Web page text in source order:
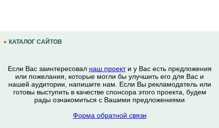
КАТАЛОГ САЙТОВ
Если Вас заинтересовал наш проекти у Вас есть предложения
или пожелания, которые могли бы улучшить его для Вас и
нашей аудитории, напишите нам. Если Вы рекламодатель или
готовы выступить в качестве спонсора этого проекта, будем
рады ознакомиться с Вашими предложениями
Форма обратной связи